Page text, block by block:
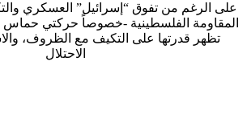
على الرغم من تفوق “إسرائيل” العسكري
المقاومة الفلسطينية -خصوصاً حركتي حماس
تظهر قدرتها على التكيف مع الظروف،
الاحتلال